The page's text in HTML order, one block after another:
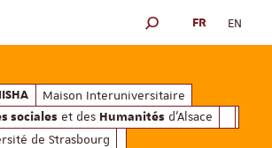
Maison Interuniversitaire des
Maison Interuniversitaire
sociales et des Humanités d'Alsace
de Strasbourg
menu MOTEUR DE
FR EN